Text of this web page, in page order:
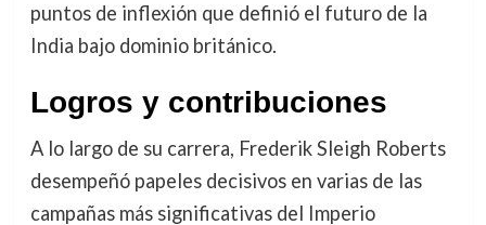
puntos de inflexión que definió el futuro de la
India bajo dominio británico.
Logros y contribuciones
A lo largo de su carrera, Frederik Sleigh Roberts
desempeñó papeles decisivos en varias de las
campañas más significativas del Imperio